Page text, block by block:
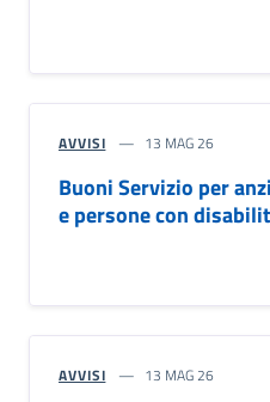
AVVISI 13 MAG 26
Buoni Servizio per
e persone con
AVVISI 13 MAG 26